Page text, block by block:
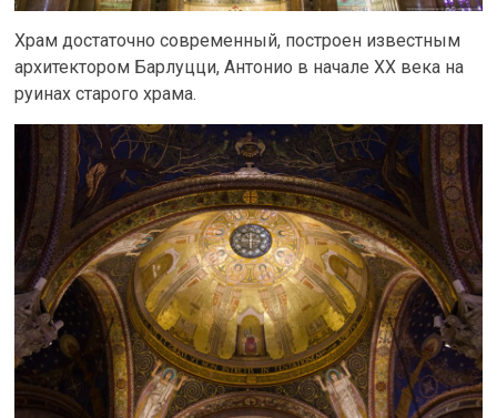
Храм достаточно современный, построен известным
архитектором Барлуцци, Антонио в начале XX века на
руинах старого храма.